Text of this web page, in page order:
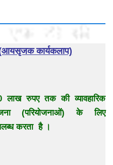
कार्यकलाप)
लाख रुपए तक की व्यावहारिक
(परियोजनाओं) के लिए
करता है ।